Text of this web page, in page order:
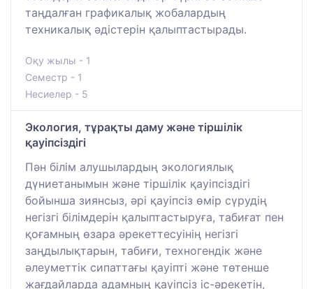
таңдалған графикалық жобалардың
техникалық әдістерін қалыптастырады.
Оқу жылы - 1
Семестр - 1
Несиелер - 5
Экология, тұрақты даму және тіршілік
қауіпсіздігі
Пән білім алушылардың экологиялық
дүниетанымын және тіршілік қауіпсіздігі
бойынша зиянсыз, әрі қауіпсіз өмір сүрудің
негізгі білімдерін қалыптастыруға, табиғат пен
қоғамның өзара әрекеттесуінің негізгі
заңдылықтарын, табиғи, техногендік және
әлеуметтік сипаттағы қауіпті және төтенше
жағдайларда адамның қауіпсіз іс-әрекетін,